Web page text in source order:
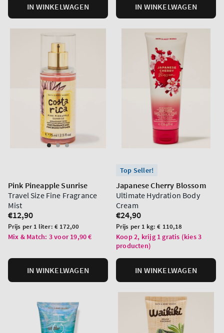
IN WINKELWAGEN IN WINKELWAGEN
Pink Pineapple Sunrise
Travel Size Fine Fragrance
Mist
Normale
prijs
€12,90
Prijs
per
Prijs per 1 liter: € 172,00
Mix & Match: 3 voor 19,90 €
IN WINKELWAGEN
Top Seller!
Japanese Cherry Blossom
Ultimate Hydration Body
Cream
Normale
prijs
€24,90
Prijs
per
eenheid
Prijs per 1 kg:€ 110,18
Koop 2, krijg 1 gratis (kies 3
producten)
IN WINKELWAGEN